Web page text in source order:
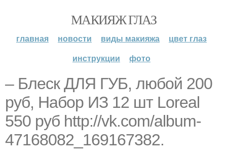
МАКИЯЖ ГЛАЗ
главная новости виды макияжа
цвет глаз
инструкции
фото
– Блеск ДЛЯ ГУБ, любой 200
руб, Набор ИЗ 12 шт Loreal
550 руб http://vk.com/album-
47168082_169167382.